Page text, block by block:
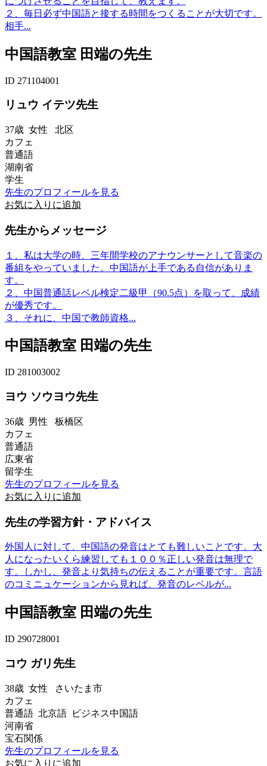
２、毎日必ず中国語と接する時間をつくることが大切です。
相手...
中国語教室 田端の先生
ID 271104001
リュウ イテツ先生
37歳 女性 北区
カフェ
普通語
湖南省
学生
先生のプロフィールを見る
お気に入りに追加
先生からメッセージ
１、私は大学の時、三年間学校のアナウンサーとして音楽の
番組をやっていました。中国語が上手である自信がありま
す。
２、中国普通話レベル検定二級甲（90.5点）を取って、成績
が優秀です。
３、それに、中国で教師資格...
中国語教室 田端の先生
ID 281003002
ヨウ ソウヨウ先生
36歳 男性 板橋区
カフェ
普通語
広東省
留学生
先生のプロフィールを見る
お気に入りに追加
先生の学習方針・アドバイス
外国人に対して、中国語の発音はとても難しいことです。大
人になったいくら練習しても１００％正しい発音は無理で
す。しかし、発音より気持ちの伝えることが重要です。言語
のコミニュケーションから見れば、発音のレベルが...
中国語教室 田端の先生
ID 290728001
コウ ガリ先生
38歳 女性 さいたま市
カフェ
普通語 北京語 ビジネス中国語
河南省
宝石関係
先生のプロフィールを見る
お気に入りに追加